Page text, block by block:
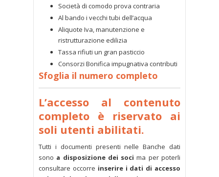
Società di comodo prova contraria
Al bando i vecchi tubi dell’acqua
Aliquote Iva, manutenzione e
ristrutturazione edilizia
Tassa rifiuti un gran pasticcio
Consorzi Bonifica impugnativa contributi
Sfoglia il numero completo
L’accesso al contenuto
completo è riservato ai
soli utenti abilitati.
Tutti i documenti presenti nelle Banche dati
sono a disposizione dei soci ma per poterli
consultare occorre inserire i dati di accesso